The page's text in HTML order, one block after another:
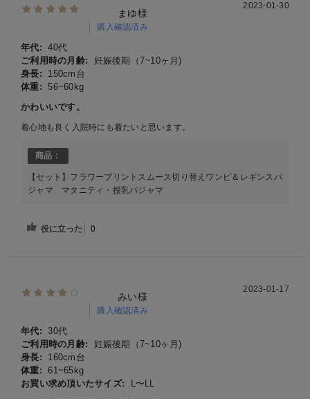
まゆ様
購入確認済み
2023-01-30
年代: 40代
ご利用時の月齢:
妊娠後期（7~10ヶ月)
身長:
150cm台
体重: 56~60kg
かわいいです。
着心地も良く入院時にも着たいと思います。
商品：
【セット】フラワープリントスムース切り替えワンピ＆レギンスパ
ジャマ マタニティ・授乳パジャマ
役に立った 0
みい様
購入確認済み
2023-01-17
年代:
30代
ご利用時の月齢:
妊娠後期（7~10ヶ月)
身長:
160cm台
体重: 61~65kg
お買い求め頂いたサイズ:
L〜LL